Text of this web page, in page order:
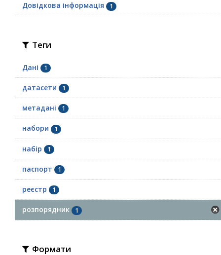
Довідкова інформація 1
Теги
Дані 1
датасети 1
метадані 1
набори 1
набір 1
паспорт 1
реєстр 1
розпорядник 1
Формати